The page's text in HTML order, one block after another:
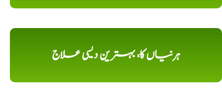
ہرنیاں کا، بہترین دیسی علاج